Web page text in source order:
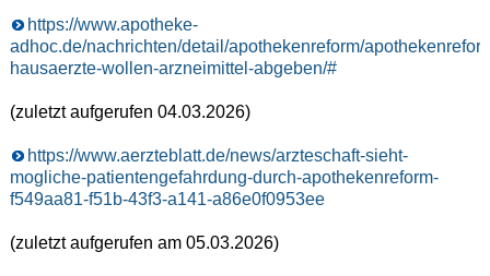
https://www.apotheke-
adhoc.de/nachrichten/detail/apothekenreform/
hausaerzte-wollen-arzneimittel-abgeben/#
(zuletzt aufgerufen 04.03.2026)
https://www.aerzteblatt.de/news/arzteschaft-sieht-
mogliche-patientengefahrdung-durch-apothekenreform-
f549aa81-f51b-43f3-a141-a86e0f0953ee
(zuletzt aufgerufen am 05.03.2026)